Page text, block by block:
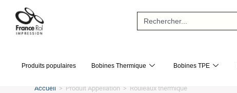
Search
for:
Produits populaires Bobines Thermique Bobines TPE
Accueil > Produit Appellation > Rouleaux thermique